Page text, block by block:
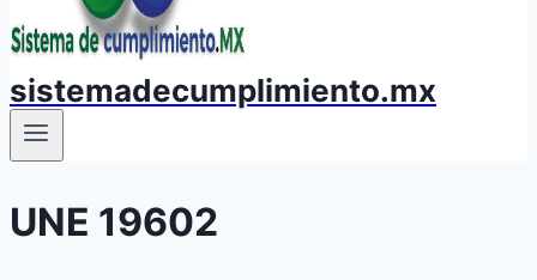
sistemadecumplimiento.mx
UNE 19602